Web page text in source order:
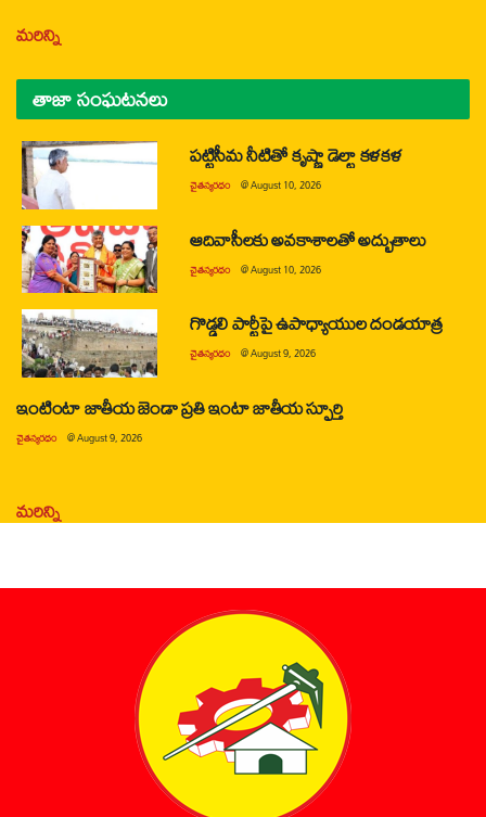
మరిన్ని
తాజా సంఘటనలు
పట్టిసీమ నీటితో కృష్ణా డెల్టా కళకళ
చైతన్యరధం @August 10, 2026
ఆదివాసీలకు అవకాశాలతో అద్భుతాలు
చైతన్యరధం @August 10, 2026
గొడ్డలి పార్టీపై ఉపాధ్యాయుల దండయాత్ర
చైతన్యరధం @August 9, 2026
ఇంటింటా జాతీయ జెండా ప్రతి ఇంటా జాతీయ స్ఫూర్తి
చైతన్యరధం @August 9, 2026
మరిన్ని